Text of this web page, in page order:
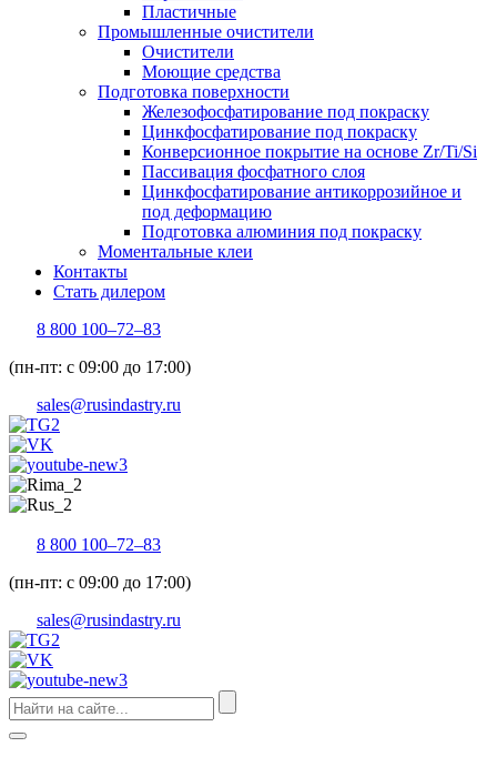
Пластичные
Промышленные очистители
Очистители
Моющие средства
Подготовка поверхности
Железофосфатирование под покраску
Цинкфосфатирование под покраску
Конверсионное покрытие на основе Zr/Ti/Si
Пассивация фосфатного слоя
Цинкфосфатирование антикоррозийное и
под деформацию
Подготовка алюминия под покраску
Моментальные клеи
Контакты
Стать дилером
8 800 100–72–83
(пн-пт: с 09:00 до 17:00)
sales@rusindastry.ru
8 800 100–72–83
(пн-пт: с 09:00 до 17:00)
sales@rusindastry.ru